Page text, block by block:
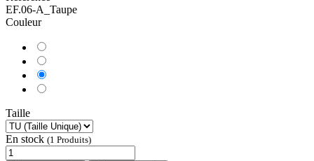
EF.06-A_Taupe
Couleur
Taille
En stock (1 Produits)